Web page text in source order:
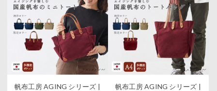
帆布工房 AGING シリーズ |
帆布工房 AGING シリーズ |